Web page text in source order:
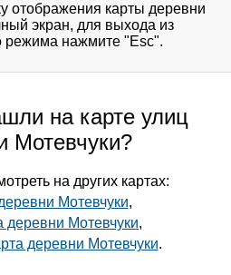
отображения карты деревни
экран, для выхода из
режима нажмите "Esc".
на карте улиц
Мотевчуки?
на других картах:
Мотевчуки,
деревни Мотевчуки,
деревни Мотевчуки.